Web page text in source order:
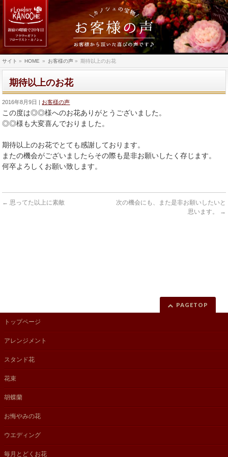
サイト » HOME » お客様の声 » 期待以上のお花
期待以上のお花
2016年8月9日 お客様の声
この度は◎◎様へのお花ありがとうございました。
◎◎様も大変喜んでおりました。
期待以上のお花でとても感謝しております。
またの機会がございましたらその際も是非お願いしたく存じます。
何卒よろしくお願い致します。
← 思ってた以上に素敵
次の機会にも、また是非お願いしたいと
思います。
→
PAGETOP
トップページ
アレンジメント
スタンド花
花束
胡蝶蘭
お悔やみの花
ウエディング
毎月とどくお花